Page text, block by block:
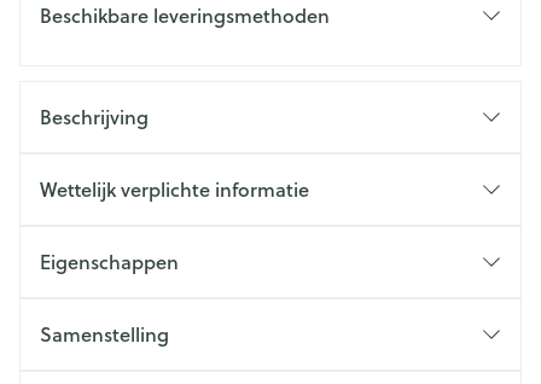
Beschikbare leveringsmethoden
Beschrijving
Wettelijk verplichte informatie
Eigenschappen
Samenstelling